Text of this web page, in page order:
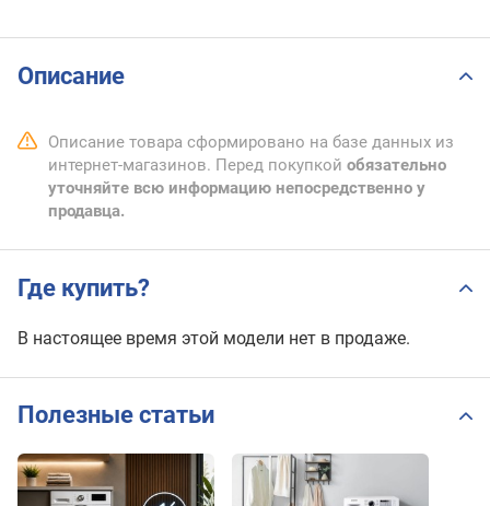
Описание
Описание товара сформировано на базе данных из
интернет-магазинов. Перед покупкой обязательно
уточняйте всю информацию непосредственно у
продавца.
Где купить?
В настоящее время этой модели нет в продаже.
Полезные статьи